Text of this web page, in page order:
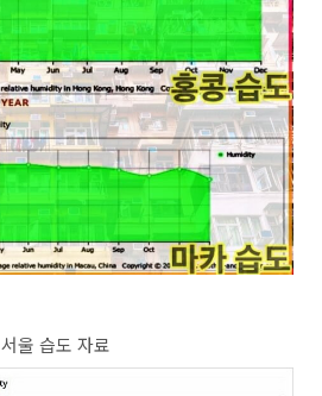
서울 습도 자료